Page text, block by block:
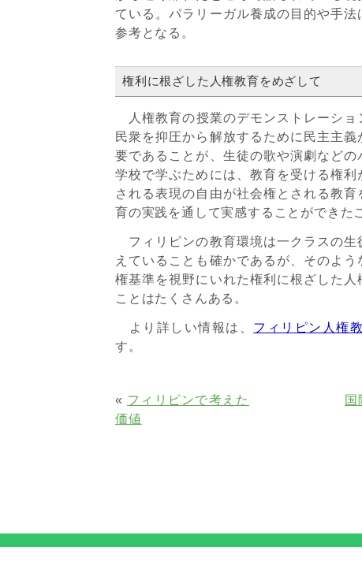
ている。パラリーガル養成の目的や手
参考となる。
権利に根ざした人権教育をめざして
人権教育の授業のデモンストレーショ
民衆を抑圧から解放するために民主主
要であることが、生徒の歌や演劇など
学校で学ぶためには、教育を受ける権
される表現の自由が社会権とされる教
育の実践を通して実感することができた
フィリピンの教育環境は一クラスの生
えていることも確かであるが、そのよ
権基準を視野にいれた権利に根ざした
ことはたくさんある。
より詳しい情報は、 フィリピン人権
す。
« フィリピンで考えた
価値
国